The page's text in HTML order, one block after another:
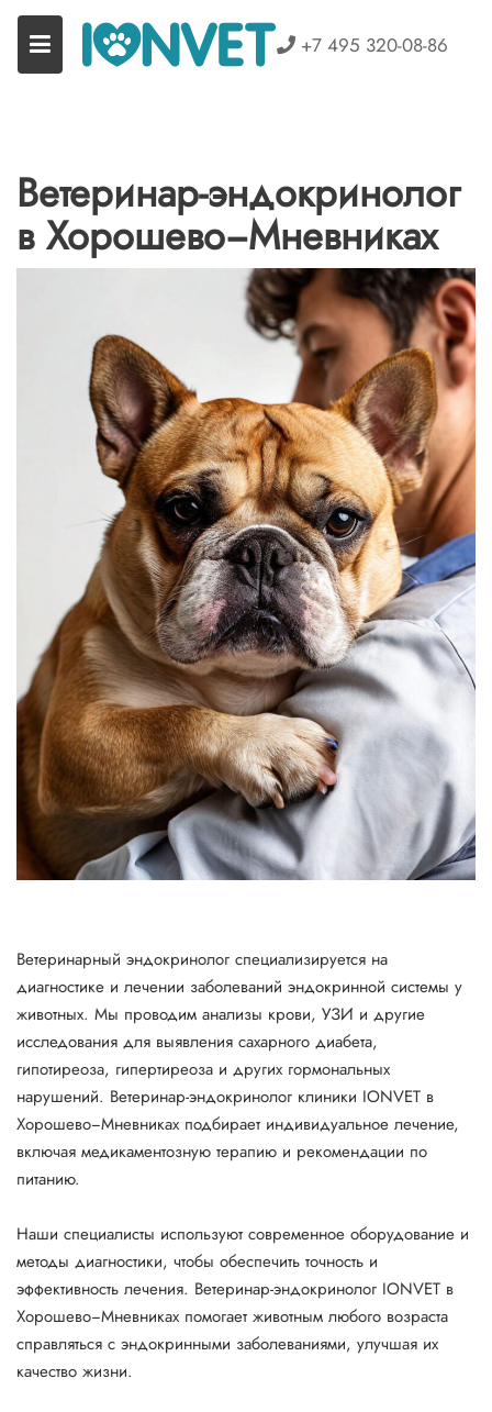
Перейти
содержимому
+7 495 320-08-86
Ветеринар-эндокринолог
в Хорошево−Мневниках
Ветеринарный эндокринолог специализируется на
диагностике и лечении заболеваний эндокринной системы у
животных. Мы проводим анализы крови, УЗИ и другие
исследования для выявления сахарного диабета,
гипотиреоза, гипертиреоза и других гормональных
нарушений. Ветеринар-эндокринолог клиники IONVET в
Хорошево−Мневниках подбирает индивидуальное лечение,
включая медикаментозную терапию и рекомендации по
питанию.
Наши специалисты используют современное оборудование и
методы диагностики, чтобы обеспечить точность и
эффективность лечения. Ветеринар-эндокринолог IONVET в
Хорошево−Мневниках помогает животным любого возраста
справляться с эндокринными заболеваниями, улучшая их
качество жизни.